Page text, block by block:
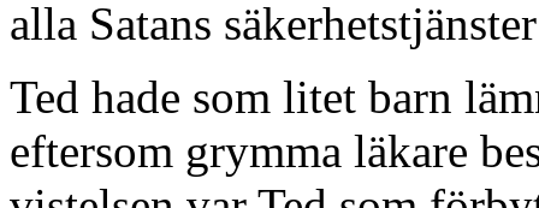
alla Satans
Ted hade som litet barn
eftersom grymma läkare